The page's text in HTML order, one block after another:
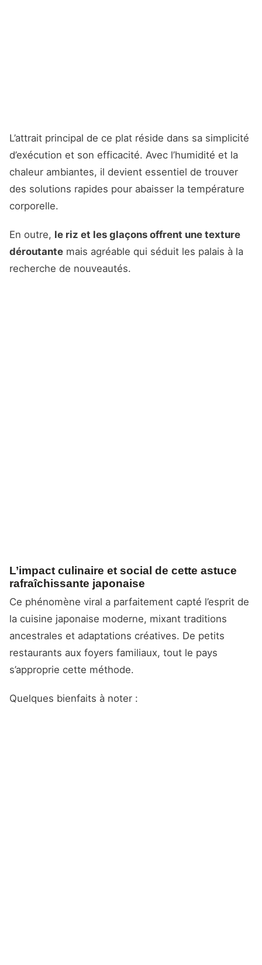
L’attrait principal de ce plat réside dans sa simplicité
d’exécution et son efficacité. Avec l’humidité et la
chaleur ambiantes, il devient essentiel de trouver
des solutions rapides pour abaisser la température
corporelle.
En outre, le riz et les glaçons offrent une texture
déroutante mais agréable qui séduit les palais à la
recherche de nouveautés.
L’impact culinaire et social de cette astuce
rafraîchissante japonaise
Ce phénomène viral a parfaitement capté l’esprit de
la cuisine japonaise moderne, mixant traditions
ancestrales et adaptations créatives. De petits
restaurants aux foyers familiaux, tout le pays
s’approprie cette méthode.
Quelques bienfaits à noter :